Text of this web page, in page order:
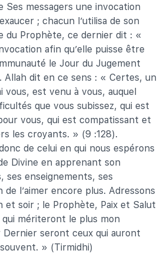
Ses messagers une invocation
; chacun l’utilisa de son
du Prophète, ce dernier dit : «
afin qu’elle puisse être
le Jour du Jugement
Allah dit en ce sens : « Certes, un
vous, est venu à vous, auquel
que vous subissez, qui est
vous, qui est compatissant et
les croyants. » (9 :128).
de celui en qui nous espérons
Divine en apprenant son
ses enseignements, ses
l’aimer encore plus. Adressons
et soir ; le Prophète, Paix et Salut
mériteront le plus mon
seront ceux qui auront
» (Tirmidhi)